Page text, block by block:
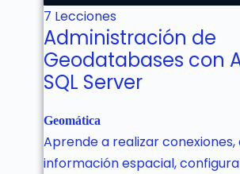
7 Lecciones
Administración de
Geodatabases con
SQL Server
Geomática
Aprende a realizar
información espacial,